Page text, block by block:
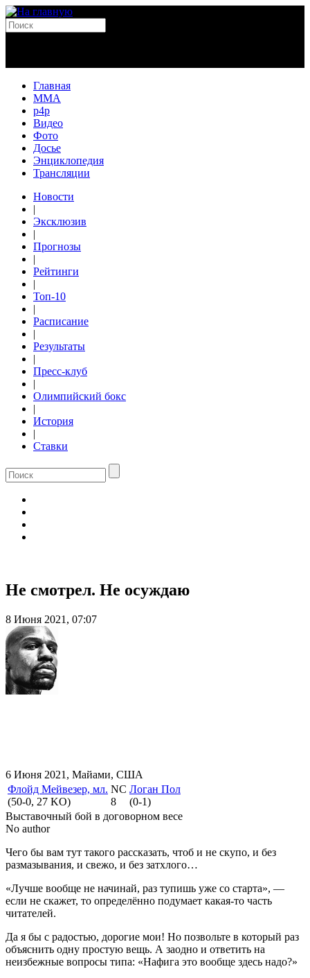
Главная
MMA
p4p
Видео
Фото
Досье
Энциклопедия
Трансляции
Новости
|
Эксклюзив
|
Прогнозы
|
Рейтинги
|
Топ-10
|
Расписание
|
Результаты
|
Пресс-клуб
|
Олимпийский бокс
|
История
|
Ставки
Не смотрел. Не осуждаю
8 Июня 2021, 07:07
6 Июня 2021, Майами, США
Флойд Мейвезер, мл.
(50-0, 27 KO)
NC
8
Логан Пол
(0-1)
Выставочный бой в договорном весе
No author
Чего бы вам тут такого рассказать, чтоб и не скупо, и без
размазывания, и свежо, и без затхлого…
«Лучше вообще не начинай, раз тупишь уже со старта», —
если не скажет, то определённо подумает какая-то часть
читателей.
Да я бы с радостью, дорогие мои! Но позвольте в который раз
объяснить одну простую вещь. А заодно и ответить на
неизбежные вопросы типа: «Нафига это вообще здесь надо?»